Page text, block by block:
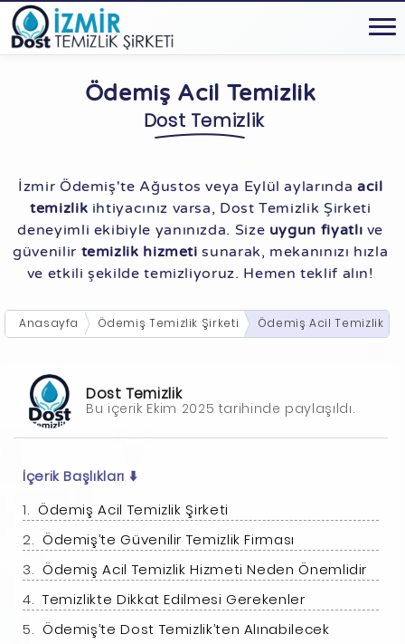
Ödemiş Acil Temizlik
Dost Temizlik
İzmir Ödemiş'te Ağustos veya Eylül aylarında acil
temizlik ihtiyacınız varsa, Dost Temizlik Şirketi
deneyimli ekibiyle yanınızda. Size uygun fiyatlı ve
güvenilir temizlik hizmeti sunarak, mekanınızı hızla
ve etkili şekilde temizliyoruz. Hemen teklif alın!
Anasayfa Ödemiş Temizlik Şirketi Ödemiş Acil Temizlik
Dost Temizlik
Bu içerik Ekim 2025 tarihinde paylaşıldı.
İçerik Başlıkları ⬇️
Ödemiş Acil Temizlik Şirketi
Ödemiş’te Güvenilir Temizlik Firması
Ödemiş Acil Temizlik Hizmeti Neden Önemlidir
Temizlikte Dikkat Edilmesi Gerekenler
Ödemiş’te Dost Temizlik’ten Alınabilecek